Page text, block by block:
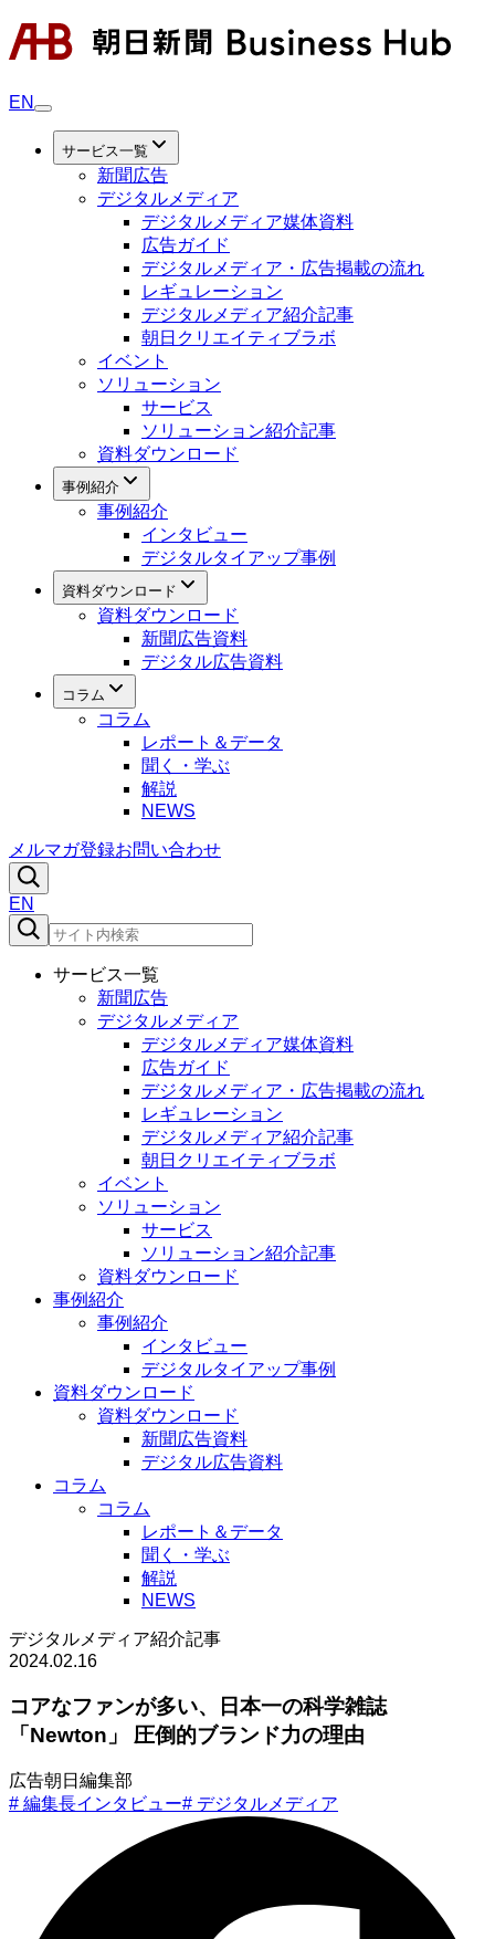
EN
サービス一覧
新聞広告
デジタルメディア
デジタルメディア媒体資料
広告ガイド
デジタルメディア・広告掲載の流れ
レギュレーション
デジタルメディア紹介記事
朝日クリエイティブラボ
イベント
ソリューション
サービス
ソリューション紹介記事
資料ダウンロード
事例紹介
事例紹介
インタビュー
デジタルタイアップ事例
資料ダウンロード
資料ダウンロード
新聞広告資料
デジタル広告資料
コラム
コラム
レポート＆データ
聞く・学ぶ
解説
NEWS
メルマガ登録お問い合わせ
EN
サービス一覧
新聞広告
デジタルメディア
デジタルメディア媒体資料
広告ガイド
デジタルメディア・広告掲載の流れ
レギュレーション
デジタルメディア紹介記事
朝日クリエイティブラボ
イベント
ソリューション
サービス
ソリューション紹介記事
資料ダウンロード
事例紹介
事例紹介
インタビュー
デジタルタイアップ事例
資料ダウンロード
資料ダウンロード
新聞広告資料
デジタル広告資料
コラム
コラム
レポート＆データ
聞く・学ぶ
解説
NEWS
デジタルメディア紹介記事
2024.02.16
コアなファンが多い、日本一の科学雑誌
「Newton」 圧倒的ブランド力の理由
広告朝日編集部
# 編集長インタビュー# デジタルメディア